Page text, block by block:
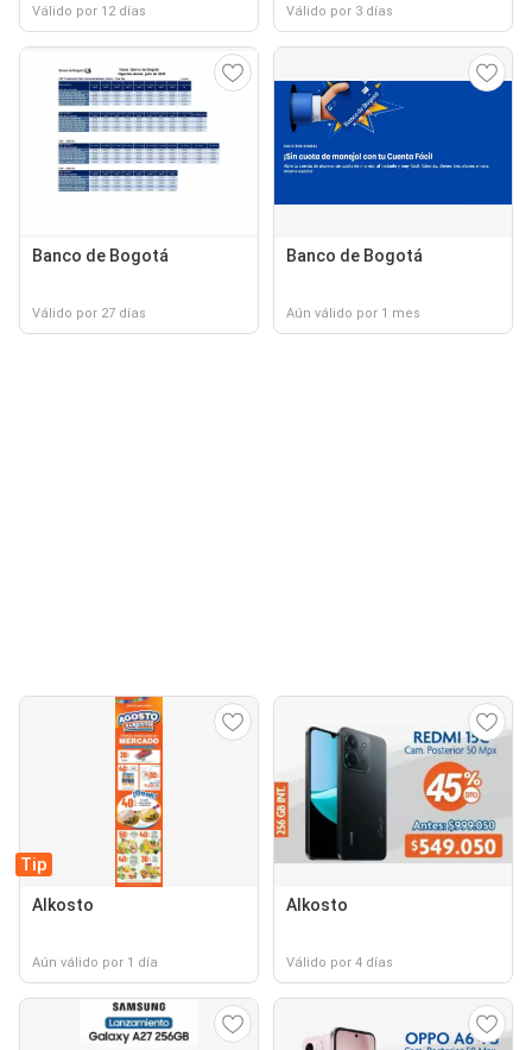
Válido por 12 días Válido por 3 días
Banco de Bogotá
Válido por 27 días
Banco de Bogotá
Aún válido por 1 mes
Tip
Alkosto
Aún válido por 1 día
Alkosto
Válido por 4 días